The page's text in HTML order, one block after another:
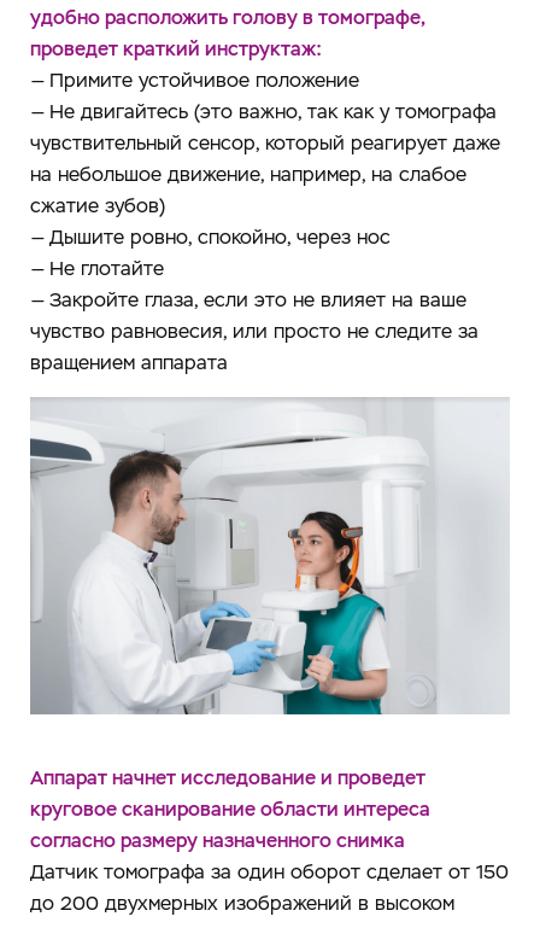
удобно расположить голову в томографе,
проведет краткий инструктаж:
— Примите устойчивое положение
— Не двигайтесь (это важно, так как у томографа
чувствительный сенсор, который реагирует даже
на небольшое движение, например, на слабое
сжатие зубов)
— Дышите ровно, спокойно, через нос
— Не глотайте
— Закройте глаза, если это не влияет на ваше
чувство равновесия, или просто не следите за
вращением аппарата
Аппарат начнет исследование и проведет
круговое сканирование области интереса
согласно размеру назначенного снимка
Датчик томографа за один оборот сделает от 150
до 200 двухмерных изображений в высоком